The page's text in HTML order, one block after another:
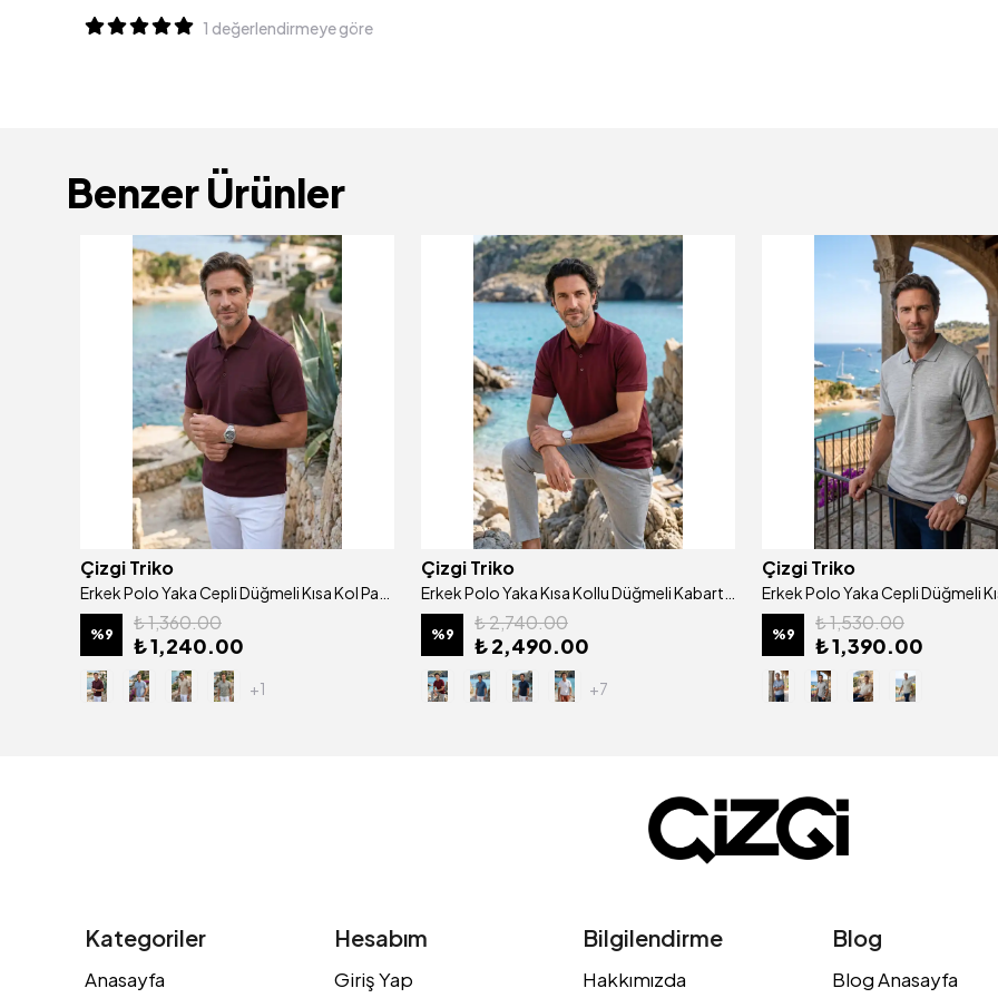
1 değerlendirmeye göre
Benzer Ürünler
Çizgi Triko
%9
₺ 1,360.00
₺ 1,240.00
+1
Çizgi Triko
%9
₺ 2,740.00
₺ 2,490.00
+7
Çizgi Triko
%9
₺ 1,530.00
₺ 1,390.00
Kategoriler
Anasayfa
Hesabım
Giriş Yap
Bilgilendirme
Hakkımızda
Blog
Blog Anasayfa